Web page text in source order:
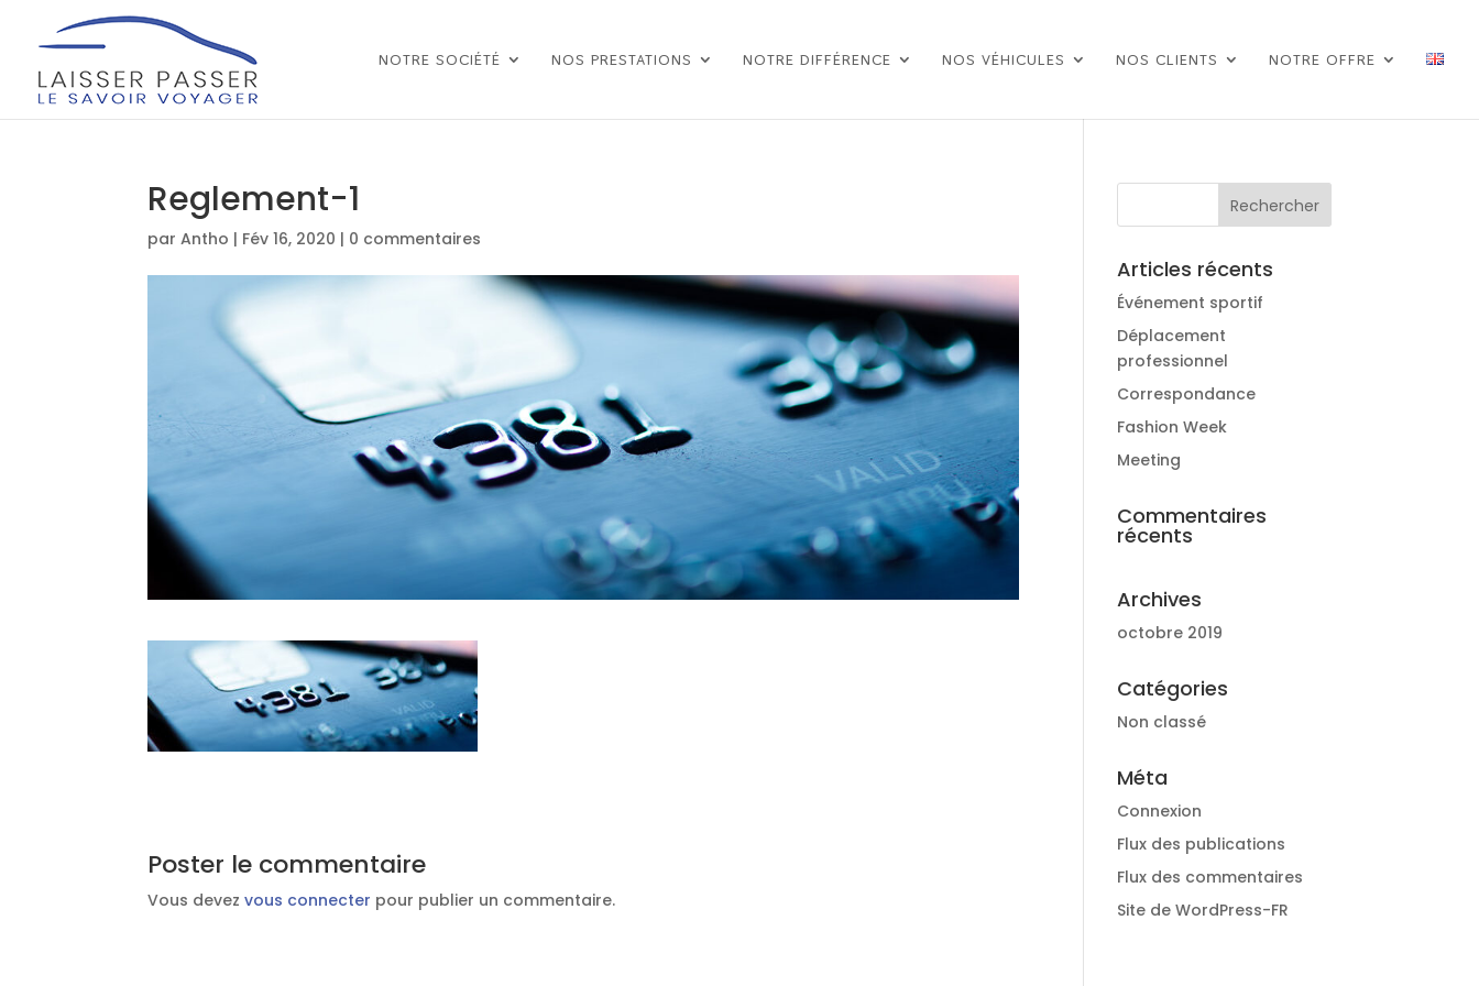
NOTRE SOCIÉTÉ NOS PRESTATIONS NOTRE DIFFÉRENCE NOS VÉHICULES NOS CLIENTS NOTRE OFFRE
Reglement-1
parAntho | Fév 16, 2020 | 0 commentaires
Poster le commentaire
Vous devezvous connecter pour publier un commentaire.
Articles récents
Événement sportif
Déplacement
professionnel
Correspondance
Fashion Week
Meeting
Commentaires
récents
Archives
octobre 2019
Catégories
Non classé
Méta
Connexion
Flux des publications
Flux des commentaires
Site de WordPress-FR